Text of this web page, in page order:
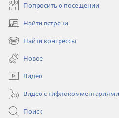
Попросить о посещении
Найти встречи
(открывается
в
новом
окне)
Найти конгрессы
(открывается
новом
окне)
Новое
Видео
Видео с тифлокомментариями
Поиск